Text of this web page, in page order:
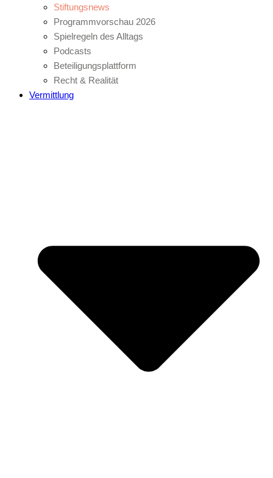
Stiftungsnews
Programmvorschau 2026
Spielregeln des Alltags
Podcasts
Beteiligungsplattform
Recht & Realität
Vermittlung